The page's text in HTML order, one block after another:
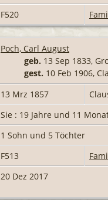
F520
Poch, Carl August
geb. 13 Sep 1833,
gest. 10 Feb 1906,
13 Mrz 1857
Sie : 19 Jahre und 11
1 Sohn und 5 Töchter
F513
20 Dez 2017